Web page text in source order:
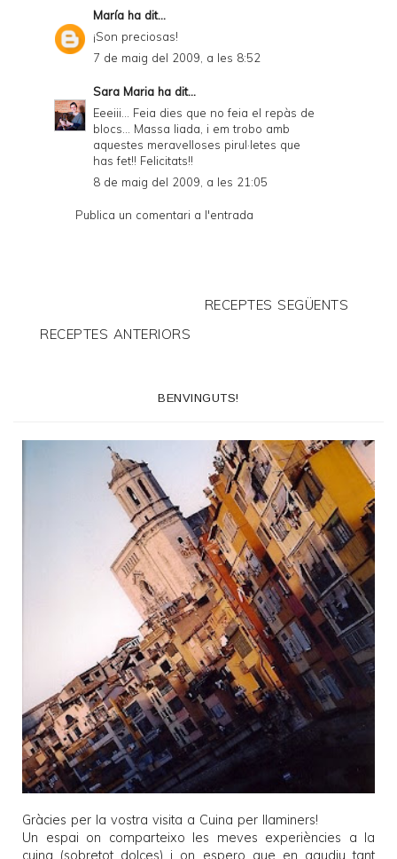
María ha dit...
¡Son preciosas!
7 de maig del 2009, a les 8:52
Sara Maria ha dit...
Eeeiii... Feia dies que no feia el repàs de
blocs... Massa liada, i em trobo amb
aquestes meravelloses pirul·letes que
has fet!! Felicitats!!
8 de maig del 2009, a les 21:05
Publica un comentari a l'entrada
RECEPTES SEGÜENTS
RECEPTES ANTERIORS
BENVINGUTS!
Gràcies per la vostra visita a Cuina per llaminers!
Un espai on comparteixo les meves experiències a la